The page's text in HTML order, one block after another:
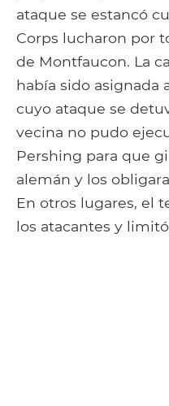
ataque se estancó
Corps lucharon por
de Montfaucon. La
había sido asignada
cuyo ataque se
vecina no pudo
Pershing para que
alemán y los
En otros lugares, el
los atacantes y